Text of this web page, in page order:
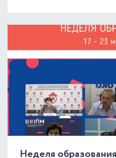
Неделя образования